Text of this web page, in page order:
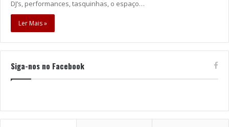
DJ’s, performances, tasquinhas, o espaço…
Ler Mais »
Siga-nos no Facebook